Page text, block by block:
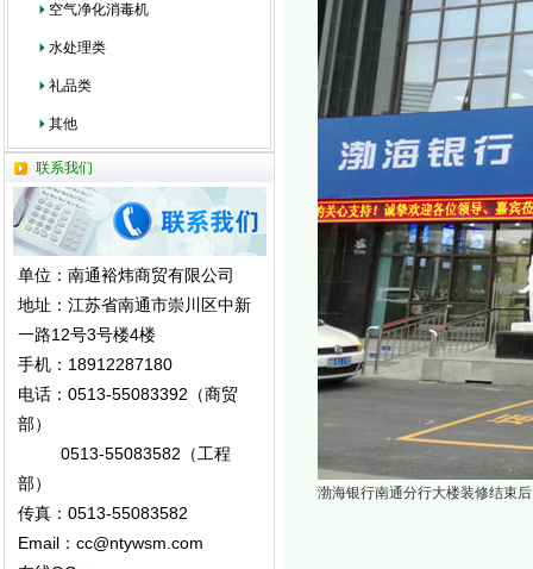
空气净化消毒机
水处理类
礼品类
其他
联系我们
单位：南通裕炜商贸有限公司
地址：江苏省南通市崇川区中新
一路12号3号楼4楼
手机：18912287180
电话：0513-55083392（商贸
部）
0513-55083582（工程
部）
传真：0513-55083582
Email：cc@ntywsm.com
渤海银行南通分行大楼装修结束